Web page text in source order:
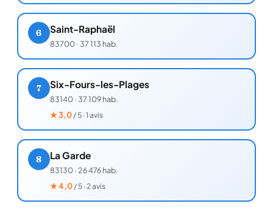
6 Saint-Raphaël
83700·37 113 hab.
7 Six-Fours-les-Plages
83140·37 109 hab.
★3,0/ 5 · 1 avis
8 La Garde
83130·26 476 hab.
★4,0/ 5 · 2 avis